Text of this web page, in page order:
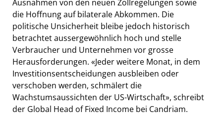
Ausnahmen von den neuen Zollregelungen sowie
die Hoffnung auf bilaterale Abkommen. Die
politische Unsicherheit bleibe jedoch historisch
betrachtet aussergewöhnlich hoch und stelle
Verbraucher und Unternehmen vor grosse
Herausforderungen. «Jeder weitere Monat, in dem
Investitionsentscheidungen ausbleiben oder
verschoben werden, schmälert die
Wachstumsaussichten der US-Wirtschaft», schreibt
der Global Head of Fixed Income bei Candriam.